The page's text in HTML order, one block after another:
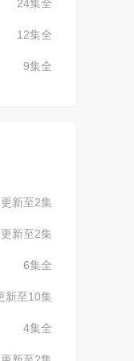
24集全
12集全
9集全
更新至2集
更新至2集
6集全
新至10集
4集全